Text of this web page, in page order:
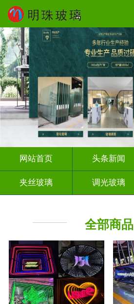
网站首页 头条新闻
夹丝玻璃 调光玻璃
其它玻璃
全部商品